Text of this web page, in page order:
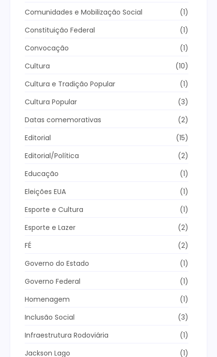
Comunidades e Mobilização Social
(1)
Constituição Federal
(1)
Convocação
(1)
Cultura
(10)
Cultura e Tradição Popular
(1)
Cultura Popular
(3)
Datas comemorativas
(2)
Editorial
(15)
Editorial/Política
(2)
Educação
(1)
Eleições EUA
(1)
Esporte e Cultura
(1)
Esporte e Lazer
(2)
FÉ
(2)
Governo do Estado
(1)
Governo Federal
(1)
Homenagem
(1)
Inclusão Social
(3)
Infraestrutura Rodoviária
(1)
Jackson Lago
(1)